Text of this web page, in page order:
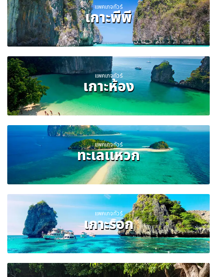
แพคเกจทัวร์
เกาะพีพี
แพคเกจทัวร์
เกาะห้อง
แพคเกจทัวร์
ทะเลแหวก
แพคเกจทัวร์
เกาะรอก